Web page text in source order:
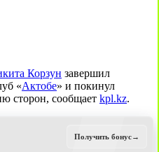
Корзун завершил
«Актобе» и покинул
сторон, сообщает kpl.kz.
Получить бонус→